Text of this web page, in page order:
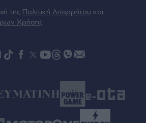
αποθέωσαν τον Αιγύπτιο
(Εικόνες & βίντεο)
της Πολιτική Απορρήτου και
Χρήσης